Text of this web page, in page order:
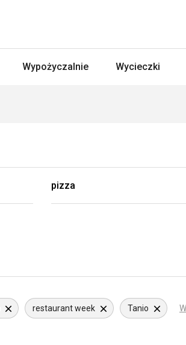
Wypożyczalnie Wycieczki
pizza
restaurant week Tanio